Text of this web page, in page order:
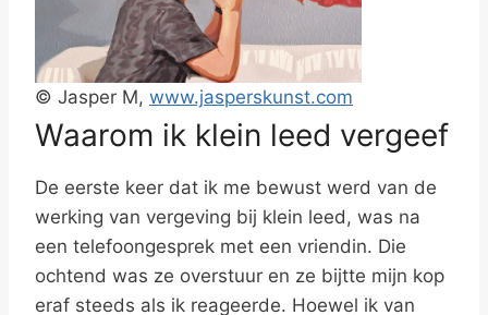
© Jasper M, www.jasperskunst.com
Waarom ik klein leed vergeef
De eerste keer dat ik me bewust werd van de
werking van vergeving bij klein leed, was na
een telefoongesprek met een vriendin. Die
ochtend was ze overstuur en ze bijtte mijn kop
eraf steeds als ik reageerde. Hoewel ik van